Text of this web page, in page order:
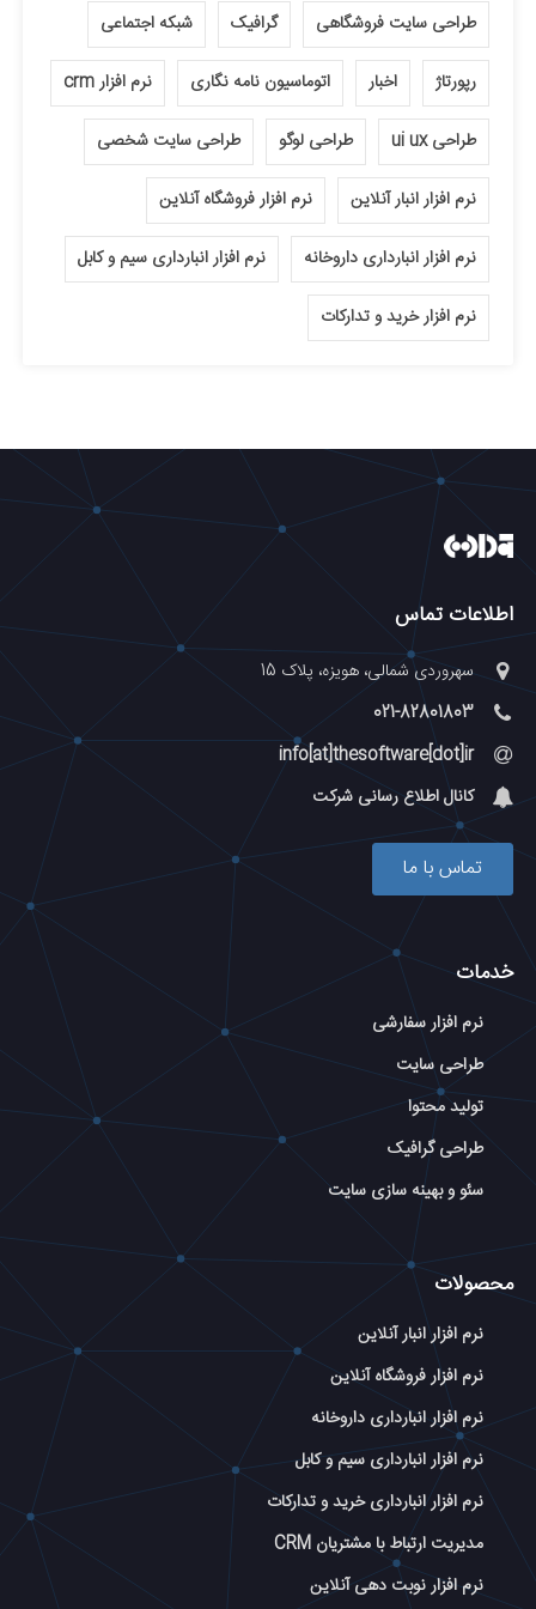
طراحی سایت فروشگاهی گرافیک شبکه اجتماعی
رپورتاژ اخبار اتوماسیون نامه نگاری نرم افزار crm
طراحی ui ux طراحی لوگو طراحی سایت شخصی
نرم افزار انبار آنلاین نرم افزار فروشگاه آنلاین
نرم افزار انبارداری داروخانه نرم افزار انبارداری سیم و کابل
نرم افزار خرید و تدارکات
اطلاعات تماس
سهروردی شمالی، هویزه، پلاک 15
021-82801803
info[at]thesoftware[dot]ir
کانال اطلاع رسانی شرکت
تماس با ما
خدمات
نرم افزار سفارشی
طراحی سایت
تولید محتوا
طراحی گرافیک
سئو و بهینه سازی سایت
محصولات
نرم افزار انبار آنلاین
نرم افزار فروشگاه آنلاین
نرم افزار انبارداری داروخانه
نرم افزار انبارداری سیم و کابل
نرم افزار انبارداری خرید و تدارکات
مدیریت ارتباط با مشتریان CRM
نرم افزار نوبت دهی آنلاین